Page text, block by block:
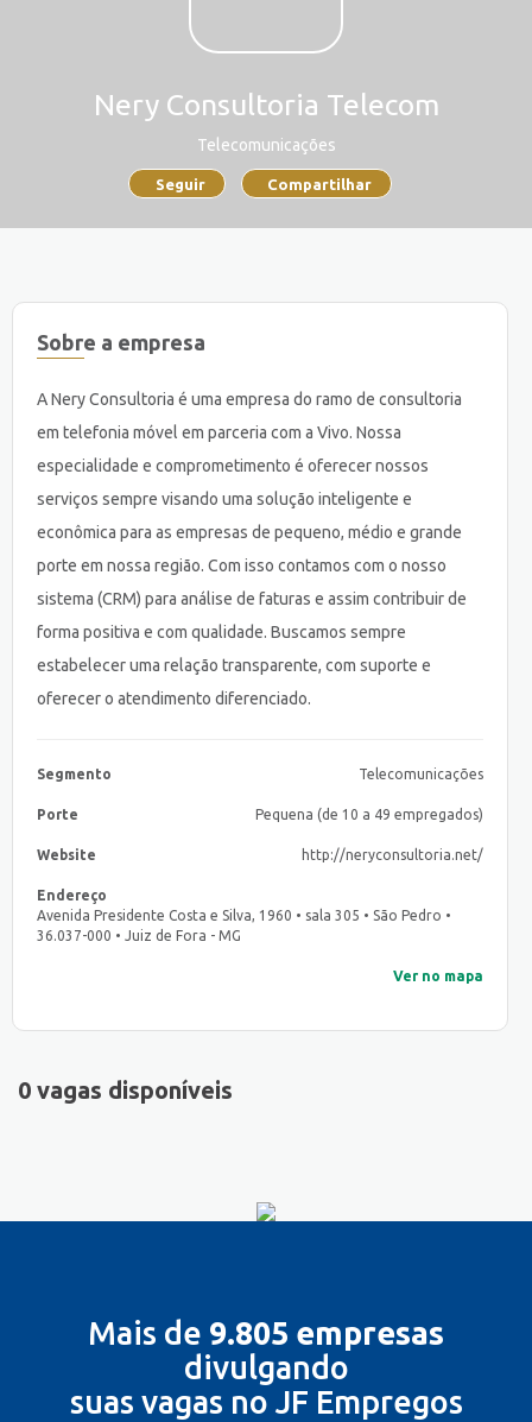
Nery Consultoria Telecom
Telecomunicações
Seguir Compartilhar
Sobre a empresa
A Nery Consultoria é uma empresa do ramo de consultoria
em telefonia móvel em parceria com a Vivo. Nossa
especialidade e comprometimento é oferecer nossos
serviços sempre visando uma solução inteligente e
econômica para as empresas de pequeno, médio e grande
porte em nossa região. Com isso contamos com o nosso
sistema (CRM) para análise de faturas e assim contribuir de
forma positiva e com qualidade. Buscamos sempre
estabelecer uma relação transparente, com suporte e
oferecer o atendimento diferenciado.
Segmento Telecomunicações
Porte Pequena (de 10 a 49 empregados)
Website http://neryconsultoria.net/
Endereço
Avenida Presidente Costa e Silva, 1960 • sala 305 • São Pedro •
36.037-000 • Juiz de Fora - MG
Ver no mapa
0 vagas disponíveis
Mais de 9.805 empresas
divulgando
suas vagas no JF Empregos